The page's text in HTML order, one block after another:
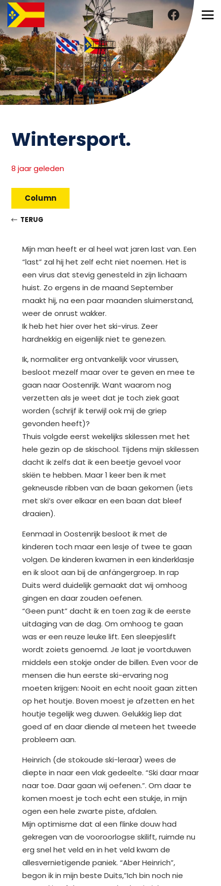
Wintersport.
8 jaar geleden
Column
TERUG
Mijn man heeft er al heel wat jaren last van. Een
“last” zal hij het zelf echt niet noemen. Het is
een virus dat stevig genesteld in zijn lichaam
huist. Zo ergens in de maand September
maakt hij, na een paar maanden sluimerstand,
weer de onrust wakker.
Ik heb het hier over het ski-virus. Zeer
hardnekkig en eigenlijk niet te genezen.
Ik, normaliter erg ontvankelijk voor virussen,
besloot mezelf maar over te geven en mee te
gaan naar Oostenrijk. Want waarom nog
verzetten als je weet dat je toch ziek gaat
worden (schrijf ik terwijl ook mij de griep
gevonden heeft)?
Thuis volgde eerst wekelijks skilessen met het
hele gezin op de skischool. Tijdens mijn skilessen
dacht ik zelfs dat ik een beetje gevoel voor
skiën te hebben. Maar 1 keer ben ik met
gekneusde ribben van de baan gekomen (iets
met ski’s over elkaar en een baan dat bleef
draaien).
Eenmaal in Oostenrijk besloot ik met de
kinderen toch maar een lesje of twee te gaan
volgen. De kinderen kwamen in een kinderklasje
en ik sloot aan bij de anfängergroep. In rap
Duits werd duidelijk gemaakt dat wij omhoog
gingen en daar zouden oefenen.
“Geen punt” dacht ik en toen zag ik de eerste
uitdaging van de dag. Om omhoog te gaan
was er een reuze leuke lift. Een sleepjeslift
wordt zoiets genoemd. Je laat je voortduwen
middels een stokje onder de billen. Even voor de
mensen die hun eerste ski-ervaring nog
moeten krijgen: Nooit en echt nooit gaan zitten
op het houtje. Boven moest je afzetten en het
houtje tegelijk weg duwen. Gelukkig liep dat
goed af en daar diende al meteen het tweede
probleem aan.
Heinrich (de stokoude ski-leraar) wees de
diepte in naar een vlak gedeelte. “Ski daar maar
naar toe. Daar gaan wij oefenen.”. Om daar te
komen moest je toch echt een stukje, in mijn
ogen een hele zwarte piste, afdalen.
Mijn optimisme dat al een flinke douw had
gekregen van de vooroorlogse skilift, ruimde nu
erg snel het veld en in het veld kwam de
allesvernietigende paniek. “Aber Heinrich”,
begon ik in mijn beste Duits,”Ich bin noch nie